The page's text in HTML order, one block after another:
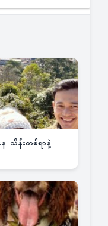
သိန်းတစ်ရာနဲ့